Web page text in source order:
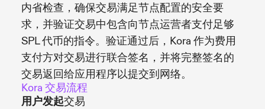
内省检查，确保交易满足节点配置的安全要
求，并验证交易中包含向节点运营者支付足够
SPL 代币的指令。验证通过后，Kora 作为费用
支付方对交易进行联合签名，并将完整签名的
交易返回给应用程序以提交到网络。
Kora 交易流程
用户发起交易